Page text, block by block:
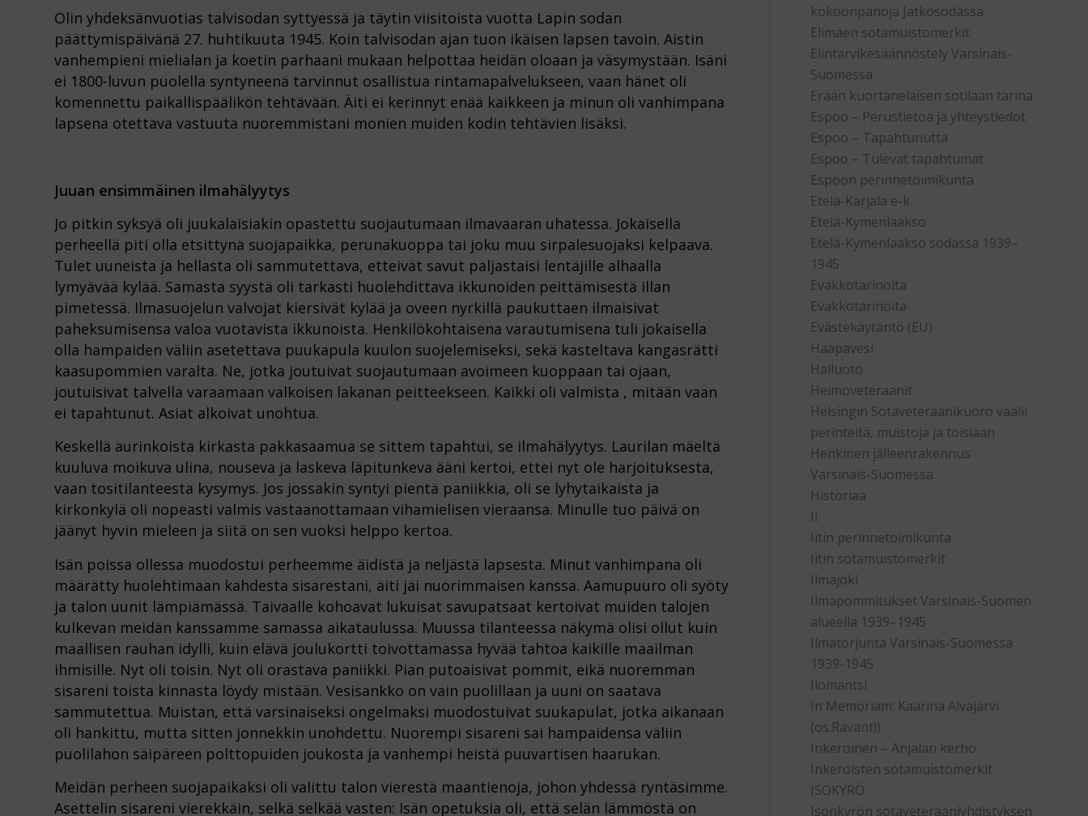
Olin yhdeksänvuotias talvisodan syttyessä ja täytin viisitoista vuotta Lapin sodan
päättymispäivänä 27. huhtikuuta 1945. Koin talvisodan ajan tuon ikäisen lapsen tavoin. Aistin
vanhempieni mielialan ja koetin parhaani mukaan helpottaa heidän oloaan ja väsymystään. Isäni
ei 1800-luvun puolella syntyneenä tarvinnut osallistua rintamapalvelukseen, vaan hänet oli
komennettu paikallispäälikön tehtävään. Äiti ei kerinnyt enää kaikkeen ja minun oli vanhimpana
lapsena otettava vastuuta nuoremmistani monien muiden kodin tehtävien lisäksi.
Juuan ensimmäinen ilmahälyytys
Jo pitkin syksyä oli juukalaisiakin opastettu suojautumaan ilmavaaran uhatessa. Jokaisella
perheellä piti olla etsittynä suojapaikka, perunakuoppa tai joku muu sirpalesuojaksi kelpaava.
Tulet uuneista ja hellasta oli sammutettava, etteivät savut paljastaisi lentäjille alhaalla
lymyävää kylää. Samasta syystä oli tarkasti huolehdittava ikkunoiden peittämisestä illan
pimetessä. Ilmasuojelun valvojat kiersivät kylää ja oveen nyrkillä paukuttaen ilmaisivat
paheksumisensa valoa vuotavista ikkunoista. Henkilökohtaisena varautumisena tuli jokaisella
olla hampaiden väliin asetettava puukapula kuulon suojelemiseksi, sekä kasteltava kangasrätti
kaasupommien varalta. Ne, jotka joutuivat suojautumaan avoimeen kuoppaan tai ojaan,
joutuisivat talvella varaamaan valkoisen lakanan peitteekseen. Kaikki oli valmista , mitään vaan
ei tapahtunut. Asiat alkoivat unohtua.
Keskellä aurinkoista kirkasta pakkasaamua se sittem tapahtui, se ilmahälyytys. Laurilan mäeltä
kuuluva moikuva ulina, nouseva ja laskeva läpitunkeva ääni kertoi, ettei nyt ole harjoituksesta,
vaan tositilanteesta kysymys. Jos jossakin syntyi pientä paniikkia, oli se lyhytaikaista ja
kirkonkylä oli nopeasti valmis vastaanottamaan vihamielisen vieraansa. Minulle tuo päivä on
jäänyt hyvin mieleen ja siitä on sen vuoksi helppo kertoa.
Isän poissa ollessa muodostui perheemme äidistä ja neljästä lapsesta. Minut vanhimpana oli
määrätty huolehtimaan kahdesta sisarestani, äiti jäi nuorimmaisen kanssa. Aamupuuro oli syöty
ja talon uunit lämpiämässä. Taivaalle kohoavat lukuisat savupatsaat kertoivat muiden talojen
kulkevan meidän kanssamme samassa aikataulussa. Muussa tilanteessa näkymä olisi ollut kuin
maallisen rauhan idylli, kuin elävä joulukortti toivottamassa hyvää tahtoa kaikille maailman
ihmisille. Nyt oli toisin. Nyt oli orastava paniikki. Pian putoaisivat pommit, eikä nuoremman
sisareni toista kinnasta löydy mistään. Vesisankko on vain puolillaan ja uuni on saatava
sammutettua. Muistan, että varsinaiseksi ongelmaksi muodostuivat suukapulat, jotka aikanaan
oli hankittu, mutta sitten jonnekkin unohdettu. Nuorempi sisareni sai hampaidensa väliin
puolilahon säipäreen polttopuiden joukosta ja vanhempi heistä puuvartisen haarukan.
Meidän perheen suojapaikaksi oli valittu talon vierestä maantienoja, johon yhdessä ryntäsimme.
Asettelin sisareni vierekkäin, selkä selkää vasten: Isän opetuksia oli, että selän lämmöstä on
kokoonpanoja Jatkosodassa
Elimäen sotamuistomerkit
Elintarvikesäännöstely Varsinais-
Suomessa
Erään kuortanelaisen sotilaan tarina
Espoo – Perustietoa ja yhteystiedot
Espoo – Tapahtunutta
Espoo – Tulevat tapahtumat
Espoon perinnetoimikunta
Etelä-Karjala e-k
Etelä-Kymenlaakso
Etelä-Kymenlaakso sodassa 1939–
1945
Evakkotarinoita
Evakkotarinoita
Evästekäytäntö (EU)
Haapavesi
Hailuoto
Heimoveteraanit
Helsingin Sotaveteraanikuoro vaalii
perinteitä, muistoja ja toisiaan
Henkinen jälleenrakennus
Varsinais-Suomessa
Historiaa
Ii
Iitin perinnetoimikunta
Iitin sotamuistomerkit
Ilmajoki
Ilmapommitukset Varsinais-Suomen
alueella 1939–1945
Ilmatorjunta Varsinais-Suomessa
1939-1945
Ilomantsi
In Memoriam: Kaarina Alvajärvi
(os.Ravanti)
Inkeroinen – Anjalan kerho
Inkeroisten sotamuistomerkit
ISOKYRÖ
Isonkyrön sotaveteraaniyhdistyksen